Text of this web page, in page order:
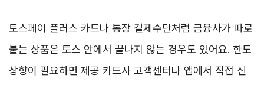
토스페이 플러스 카드나 통장 결제수단처럼 금융사가 따로
붙는 상품은 토스 안에서 끝나지 않는 경우도 있어요. 한도
상향이 필요하면 제공 카드사 고객센터나 앱에서 직접 신